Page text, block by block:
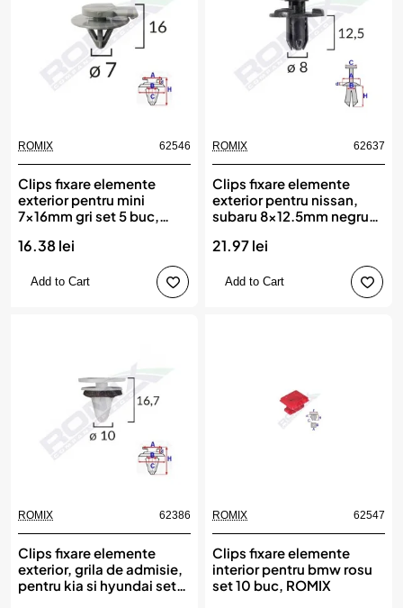
ROMIX 62546
Clips fixare elemente
exterior pentru mini
7x16mm gri set 5 buc,
16.38 lei
Add to Cart
ROMIX 62637
Clips fixare elemente
exterior pentru nissan,
subaru 8x12.5mm negru
21.97 lei
Add to Cart
ROMIX 62386
Clips fixare elemente
exterior, grila de admisie,
pentru kia si hyundai set
ROMIX 62547
Clips fixare elemente
interior pentru bmw rosu
set 10 buc, ROMIX